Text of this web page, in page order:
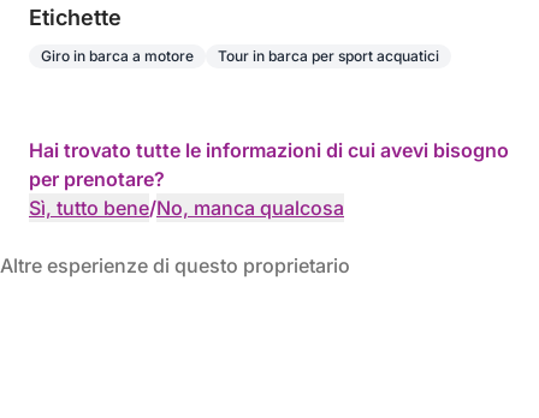
Etichette
Giro in barca a motore Tour in barca per sport acquatici
Hai trovato tutte le informazioni di cui avevi bisogno
per prenotare?
Sì, tutto bene/No, manca qualcosa
Altre esperienze di questo proprietario